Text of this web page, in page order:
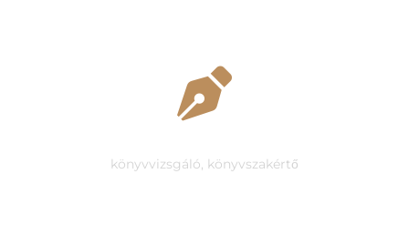
könyvvizsgáló, könyvszakértő